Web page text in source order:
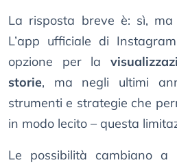
La risposta breve è: sì, ma
L’app ufficiale di
opzione per la
storie, ma negli ultimi
strumenti e strategie che
in modo lecito – questa
Le possibilità cambiano